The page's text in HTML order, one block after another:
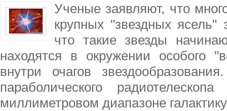
Ученые заявляют, что
крупных "звездных ясель"
что такие звезды
находятся в окружении особого
внутри очагов
параболического
миллиметровом диапазоне